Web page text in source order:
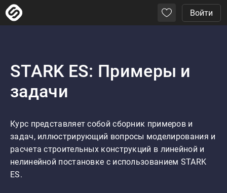
Войти
STARK ES: Примеры и
задачи
Курс представляет собой сборник примеров и
задач, иллюстрирующий вопросы моделирования и
расчета строительных конструкций в линейной и
нелинейной постановке с использованием STARK
ES.